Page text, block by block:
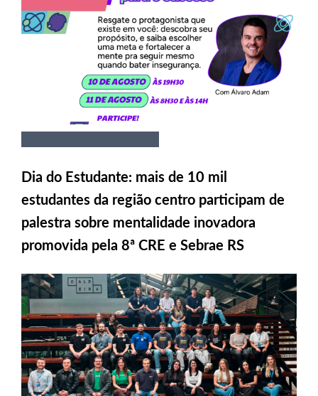
Dia do Estudante: mais de 10 mil
estudantes da região centro participam de
palestra sobre mentalidade inovadora
promovida pela 8ª CRE e Sebrae RS